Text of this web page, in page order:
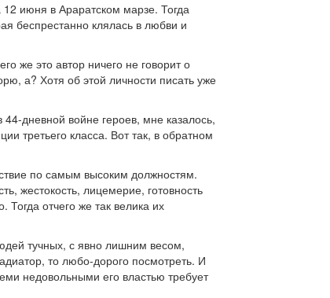
июня в Араратском марзе. Тогда
беспрестанно клялась в любви и
же это автор ничего не говорит о
а? Хотя об этой личности писать уже
44-дневной войне героев, мне казалось,
третьего класса. Вот так, в обратном
по самым высоким должностям.
жестокость, лицемерие, готовность
отчего же так велика их
тучных, с явно лишним весом,
то любо-дорого посмотреть. И
недовольными его властью требует